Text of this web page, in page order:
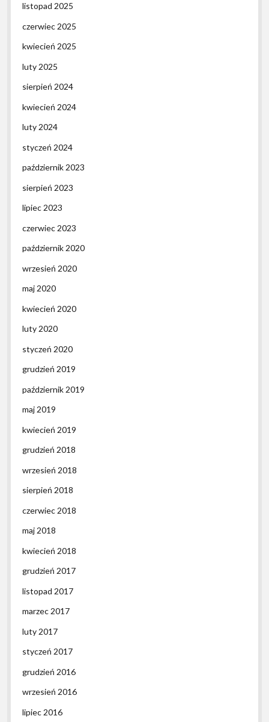
listopad 2025
czerwiec 2025
kwiecień 2025
luty 2025
sierpień 2024
kwiecień 2024
luty 2024
styczeń 2024
październik 2023
sierpień 2023
lipiec 2023
czerwiec 2023
październik 2020
wrzesień 2020
maj 2020
kwiecień 2020
luty 2020
styczeń 2020
grudzień 2019
październik 2019
maj 2019
kwiecień 2019
grudzień 2018
wrzesień 2018
sierpień 2018
czerwiec 2018
maj 2018
kwiecień 2018
grudzień 2017
listopad 2017
marzec 2017
luty 2017
styczeń 2017
grudzień 2016
wrzesień 2016
lipiec 2016